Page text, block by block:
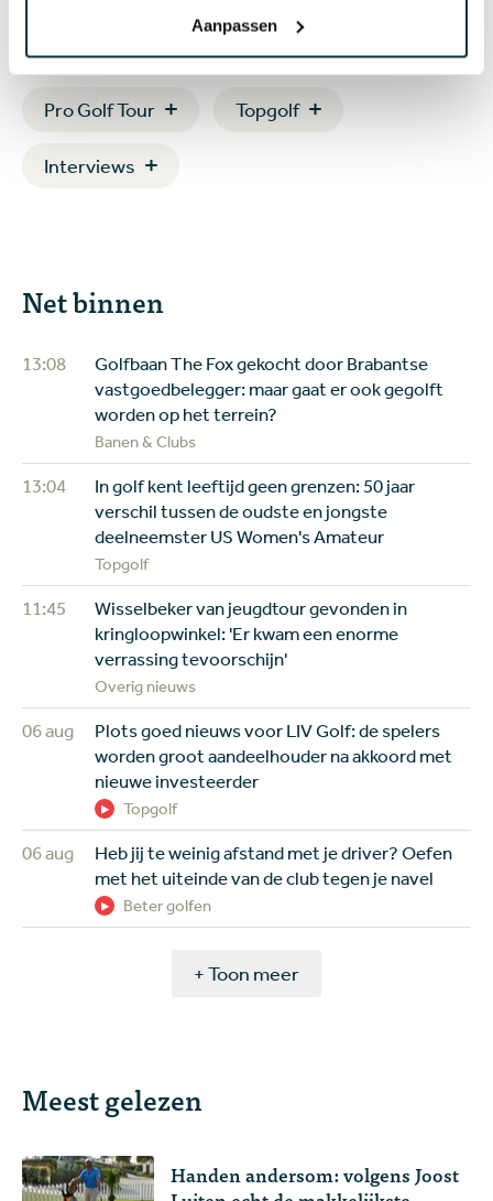
Aanpassen
Lees meer over
Pro Golf Tour Topgolf
Interviews
Net binnen
13:08
Golfbaan The Fox gekocht door Brabantse
vastgoedbelegger: maar gaat er ook gegolft
worden op het terrein?
Banen & Clubs
13:04
In golf kent leeftijd geen grenzen: 50 jaar
verschil tussen de oudste en jongste
deelneemster US Women's Amateur
Topgolf
11:45
Wisselbeker van jeugdtour gevonden in
kringloopwinkel: 'Er kwam een enorme
verrassing tevoorschijn'
Overig nieuws
06 aug
Plots goed nieuws voor LIV Golf: de spelers
worden groot aandeelhouder na akkoord met
nieuwe investeerder
Topgolf
06 aug
Heb jij te weinig afstand met je driver? Oefen
met het uiteinde van de club tegen je navel
Beter golfen
+ Toon meer
Meest gelezen
Handen andersom: volgens Joost